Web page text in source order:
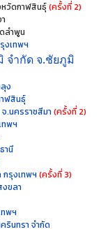
วัดกาฬสินธุ์(ครั้งที่ 2)
ลำพูน
งเทพฯ
จำกัด จ.ชัยภูมิ
ง
ฬสินธุ์
.นครราชสีมา (ครั้งที่ 2)
พฯ
านี
รุงเทพฯ (ครั้งที่ 3)
ขลา
พฯ
นทรา จำกัด